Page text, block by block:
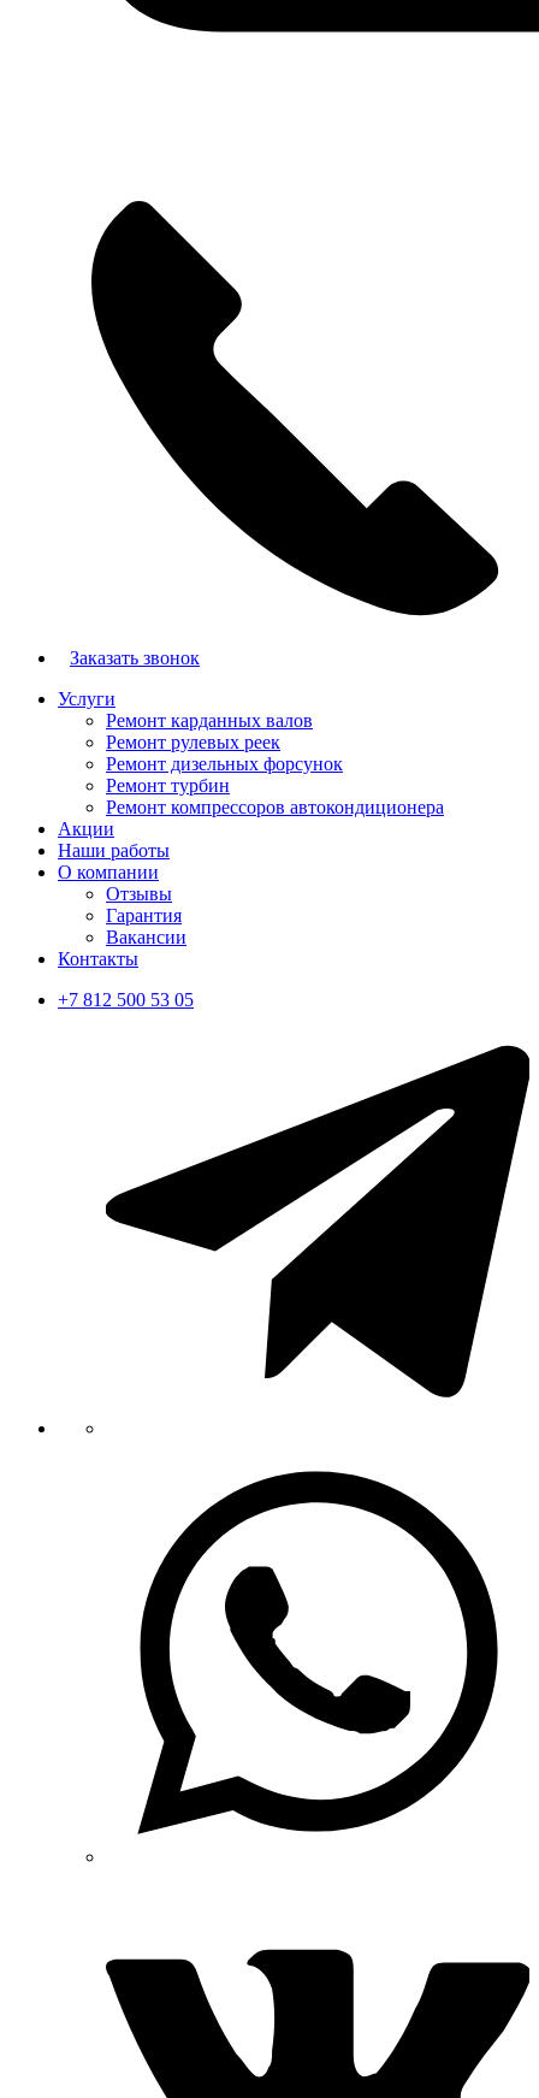
Заказать звонок
Услуги
Ремонт карданных валов
Ремонт рулевых реек
Ремонт дизельных форсунок
Ремонт турбин
Ремонт компрессоров автокондиционера
Акции
Наши работы
О компании
Отзывы
Гарантия
Вакансии
Контакты
+7 812 500 53 05